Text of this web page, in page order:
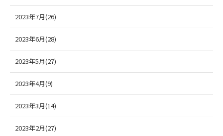
2023年7月(26)
2023年6月(28)
2023年5月(27)
2023年4月(9)
2023年3月(14)
2023年2月(27)